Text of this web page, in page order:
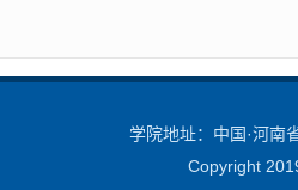
学院地址：中国·河南
Copyright